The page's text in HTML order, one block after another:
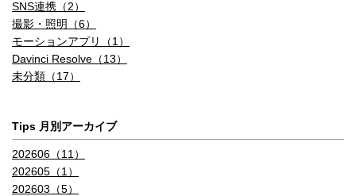
SNS連携（2）
撮影・照明（6）
モーションアプリ（1）
Davinci Resolve（13）
未分類（17）
Tips 月別アーカイブ
202606（11）
202605（1）
202603（5）